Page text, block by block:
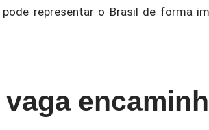
representar o Brasil de forma